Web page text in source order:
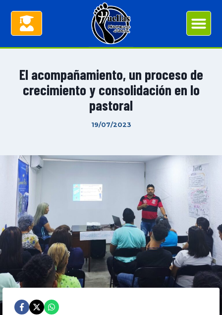
El acompañamiento, un proceso de
crecimiento y consolidación en lo
pastoral
19/07/2023